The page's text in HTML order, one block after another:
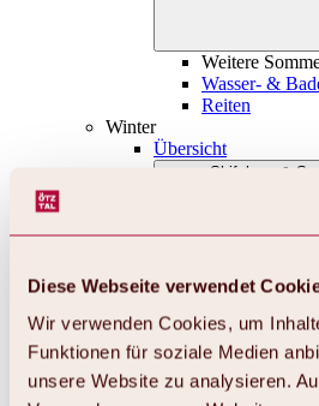
Diese Webseite verwendet
Wir verwenden Cookies, um
Funktionen für soziale Medien
unsere Website zu analysieren.
Weitere
Wasser- &
Reiten
Winter
Übersicht
Skifahren &